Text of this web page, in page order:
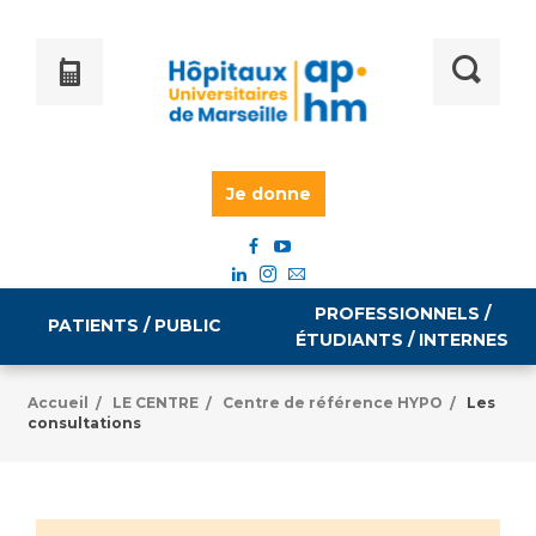
Je donne
PATIENTS / PUBLIC
PROFESSIONNELS /
ÉTUDIANTS / INTERNES
Accueil / LE CENTRE / Centre de référence HYPO /
Les
consultations